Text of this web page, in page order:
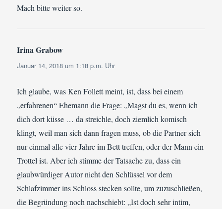
Mach bitte weiter so.
Irina Grabow
Januar 14, 2018 um 1:18 p.m. Uhr
Ich glaube, was Ken Follett meint, ist, dass bei einem
„erfahrenen“ Ehemann die Frage: „Magst du es, wenn ich
dich dort küsse … da streichle, doch ziemlich komisch
klingt, weil man sich dann fragen muss, ob die Partner sich
nur einmal alle vier Jahre im Bett treffen, oder der Mann ein
Trottel ist. Aber ich stimme der Tatsache zu, dass ein
glaubwürdiger Autor nicht den Schlüssel vor dem
Schlafzimmer ins Schloss stecken sollte, um zuzuschließen,
die Begründung noch nachschiebt: „Ist doch sehr intim,